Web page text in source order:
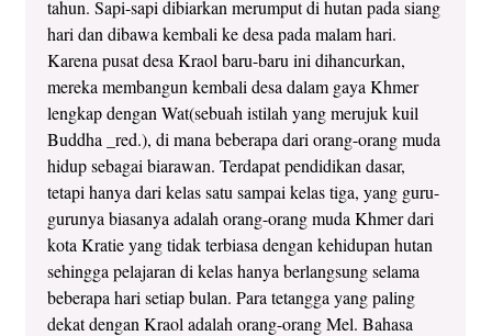
tahun. Sapi-sapi dibiarkan merumput di hutan pada siang
hari dan dibawa kembali ke desa pada malam hari.
Karena pusat desa Kraol baru-baru ini dihancurkan,
mereka membangun kembali desa dalam gaya Khmer
lengkap dengan Wat(sebuah istilah yang merujuk kuil
Buddha _red.), di mana beberapa dari orang-orang muda
hidup sebagai biarawan. Terdapat pendidikan dasar,
tetapi hanya dari kelas satu sampai kelas tiga, yang guru-
gurunya biasanya adalah orang-orang muda Khmer dari
kota Kratie yang tidak terbiasa dengan kehidupan hutan
sehingga pelajaran di kelas hanya berlangsung selama
beberapa hari setiap bulan. Para tetangga yang paling
dekat dengan Kraol adalah orang-orang Mel. Bahasa